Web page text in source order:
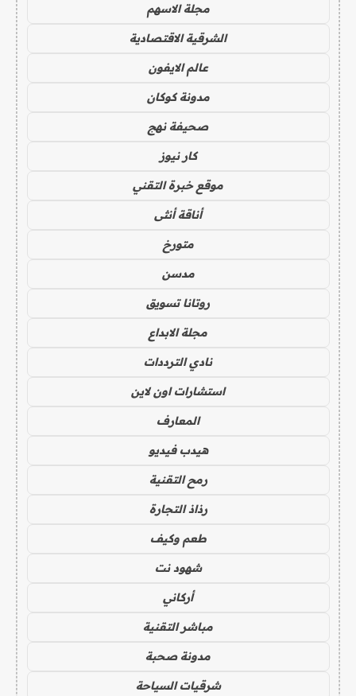
مجلة الاسهم
الشرقية الاقتصادية
عالم الايفون
مدونة كوكان
صحيفة نهج
كار نيوز
موقع خبرة التقني
أناقة أنثى
متورخ
مدسن
روتانا تسويق
مجلة الابداع
نادي الترددات
استشارات اون لاين
المعارف
هيدب فيديو
رمح التقنية
رذاذ التجارة
طعم وكيف
شهود نت
أركاني
مباشر التقنية
مدونة صحبة
شرقيات السياحة